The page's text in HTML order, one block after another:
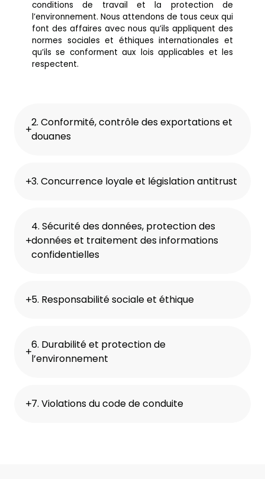
conditions de travail et la protection de
l’environnement. Nous attendons de tous ceux qui
font des affaires avec nous qu’ils appliquent des
normes sociales et éthiques internationales et
qu’ils se conforment aux lois applicables et les
respectent.
2. Conformité, contrôle des exportations et
douanes
3. Concurrence loyale et législation antitrust
4. Sécurité des données, protection des
données et traitement des informations
confidentielles
5. Responsabilité sociale et éthique
6. Durabilité et protection de
l’environnement
7. Violations du code de conduite